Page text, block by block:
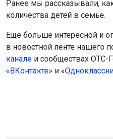
Ранее мы рассказывали,
количества детей в семье.
Ещё больше интересной и
в новостной ленте нашего
канале и сообществах ОТС-
«ВКонтакте» и «